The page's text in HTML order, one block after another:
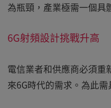
為瓶頸，產業極需一個具
6G射頻設計挑戰升高
電信業者和供應商必須重
來6G時代的需求。為此需